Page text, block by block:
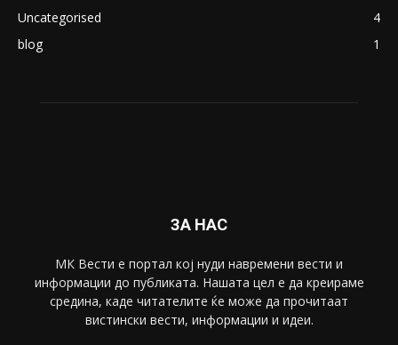
Uncategorised
4
blog
1
ЗА НАС
МК Вести е портал коj нуди навремени вести и
информации до публиката. Нашата цел е да креираме
средина, каде читателите ќе може да прочитаат
вистински вести, информации и идеи.